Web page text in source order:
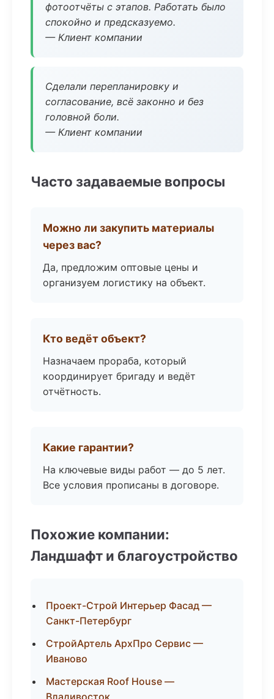
фотоотчёты с этапов. Работать было
спокойно и предсказуемо.
— Клиент компании
Сделали перепланировку и
согласование, всё законно и без
головной боли.
— Клиент компании
Часто задаваемые вопросы
Можно ли закупить материалы
через вас?
Да, предложим оптовые цены и
организуем логистику на объект.
Кто ведёт объект?
Назначаем прораба, который
координирует бригаду и ведёт
отчётность.
Какие гарантии?
На ключевые виды работ — до 5 лет.
Все условия прописаны в договоре.
Похожие компании:
Ландшафт и благоустройство
Проект-Строй Интерьер Фасад —
Санкт-Петербург
СтройАртель АрхПро Сервис —
Иваново
Мастерская Roof House —
Владивосток